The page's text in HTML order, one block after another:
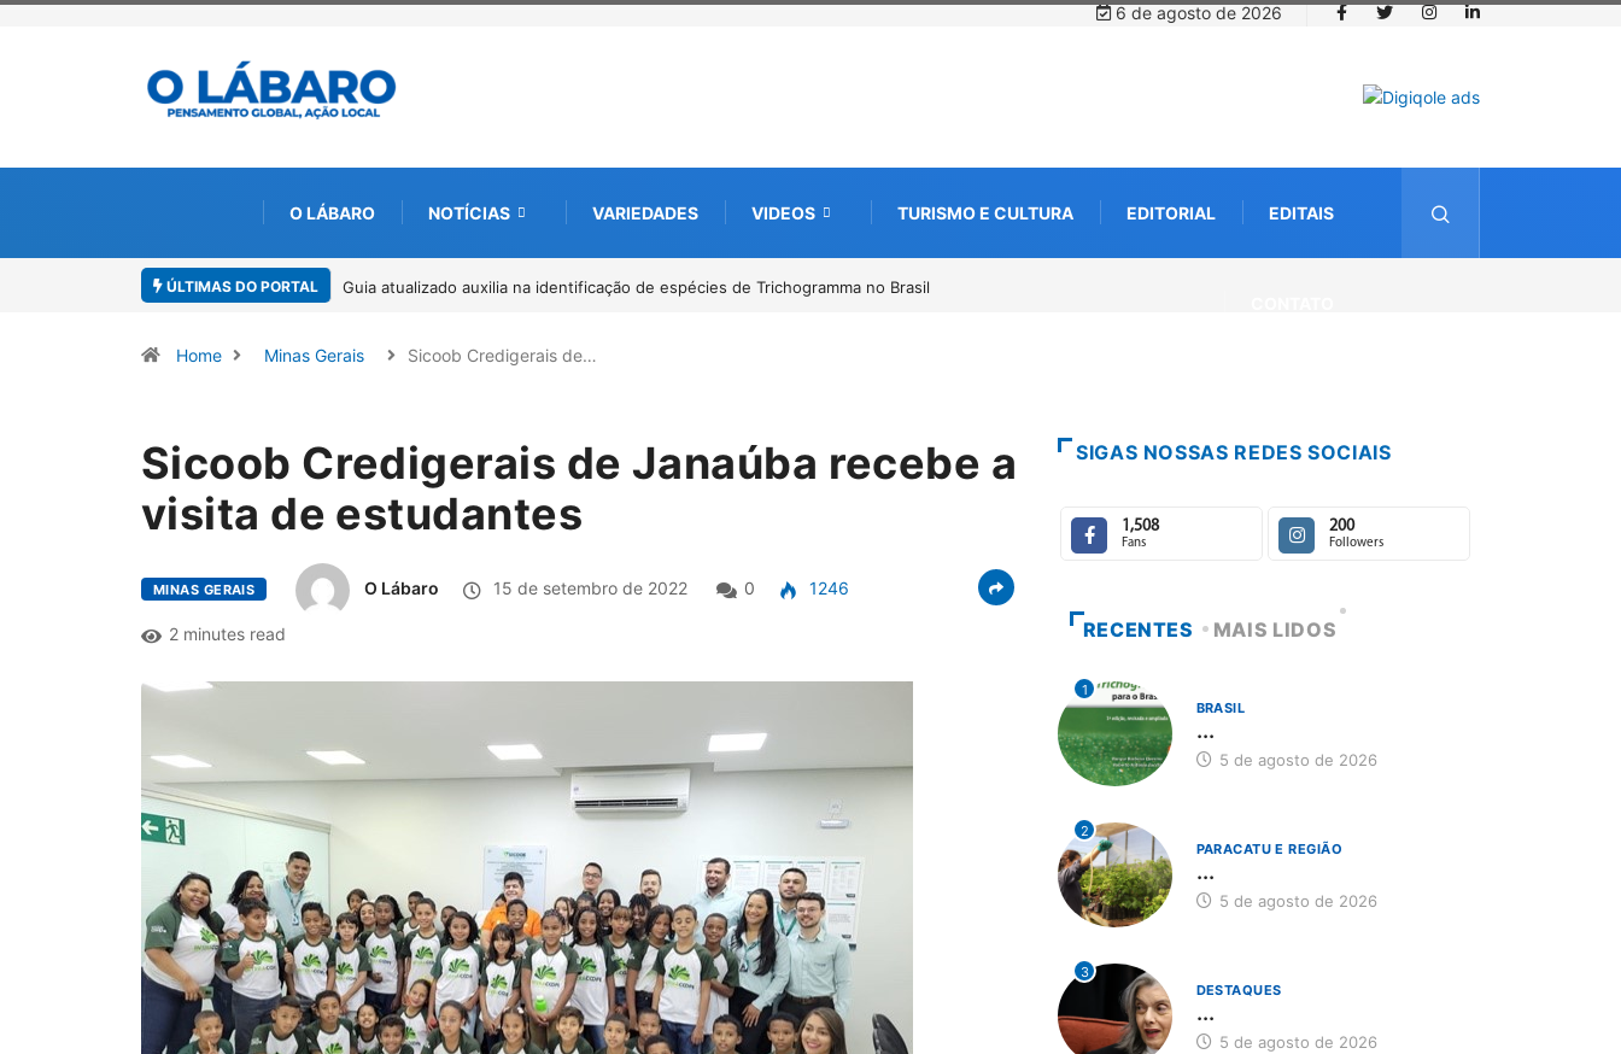
6 de agosto de 2026
O LÁBARO NOTÍCIAS VARIEDADES VIDEOS TURISMO E CULTURA EDITORIAL EDITAIS
ÚLTIMAS DO PORTAL
identificação de espécies de Trichogramma no BrasilKinross inicia rastreamento digital de 10 mil mudas usadas na recuperação
Home Minas Gerais Sicoob Credigerais de…
Sicoob Credigerais de Janaúba recebe a
visita de estudantes
MINAS GERAIS O Lábaro 15 de setembro de 2022 0 1246
2 minutes read
SIGAS NOSSAS REDES SOCIAIS
1,508
Fans
200
Followers
RECENTES MAIS LIDOS
1
BRASIL
...
5 de agosto de 2026
2
PARACATU E REGIÃO
...
5 de agosto de 2026
3
DESTAQUES
...
5 de agosto de 2026